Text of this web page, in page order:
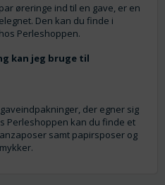
øreringe ind til en gave, er en
Den kan du finde i
Perleshoppen.
kan jeg bruge til
der egner sig
Perleshoppen kan du finde et
samt papirsposer og